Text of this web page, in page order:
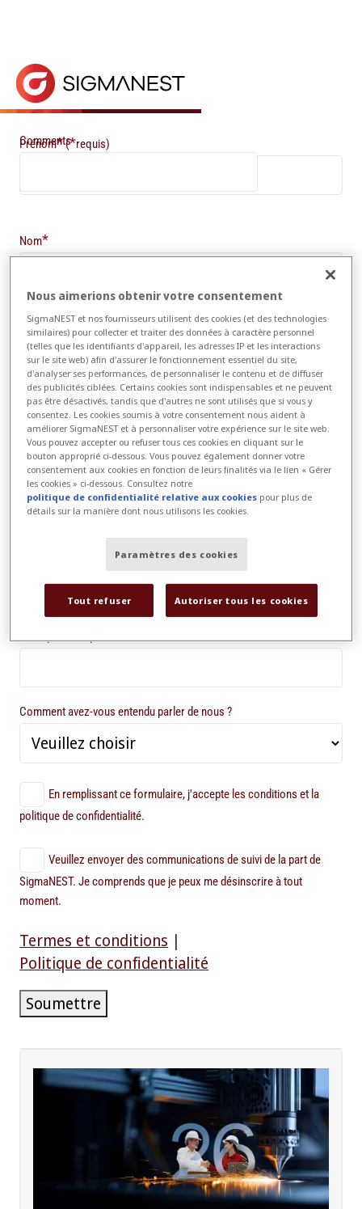
Accueil > Inscription à la newsletter
Inscrivez-vous à la lettre d'information
Inscription à la newsletter
Comments
Prénom*(*requis)
Nom*
Email*
Société*
Pays*
État/Province/Comté*
Comment avez-vous entendu parler de nous ?
En remplissant ce formulaire, j'accepte les conditions et la
politique de confidentialité.
Veuillez envoyer des communications de suivi de la part de
SigmaNEST. Je comprends que je peux me désinscrire à tout
moment.
Termes et conditions |
Politique de confidentialité
Soumettre
Nous aimerions obtenir votre consentement
SigmaNEST et nos fournisseurs utilisent des cookies (et des technologies
similaires) pour collecter et traiter des données à caractère personnel
(telles que les identifiants d'appareil, les adresses IP et les interactions
sur le site web) afin d'assurer le fonctionnement essentiel du site,
d'analyser ses performances, de personnaliser le contenu et de diffuser
des publicités ciblées. Certains cookies sont indispensables et ne peuvent
pas être désactivés, tandis que d'autres ne sont utilisés que si vous y
consentez. Les cookies soumis à votre consentement nous aident à
améliorer SigmaNEST et à personnaliser votre expérience sur le site web.
Vous pouvez accepter ou refuser tous ces cookies en cliquant sur le
bouton approprié ci-dessous. Vous pouvez également donner votre
consentement aux cookies en fonction de leurs finalités via le lien « Gérer
les cookies » ci-dessous. Consultez notre
politique de confidentialité relative aux cookies pour plus de
détails sur la manière dont nous utilisons les cookies.
Paramètres des cookies
Tout refuser Autoriser tous les cookies